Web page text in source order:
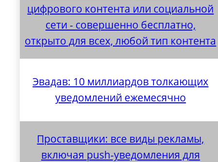
цифрового контента или социальной
сети - совершенно бесплатно,
открыто для всех, любой тип контента
Эвадав: 10 миллиардов толкающих
уведомлений ежемесячно
Проставщики: все виды рекламы,
включая push-уведомления для